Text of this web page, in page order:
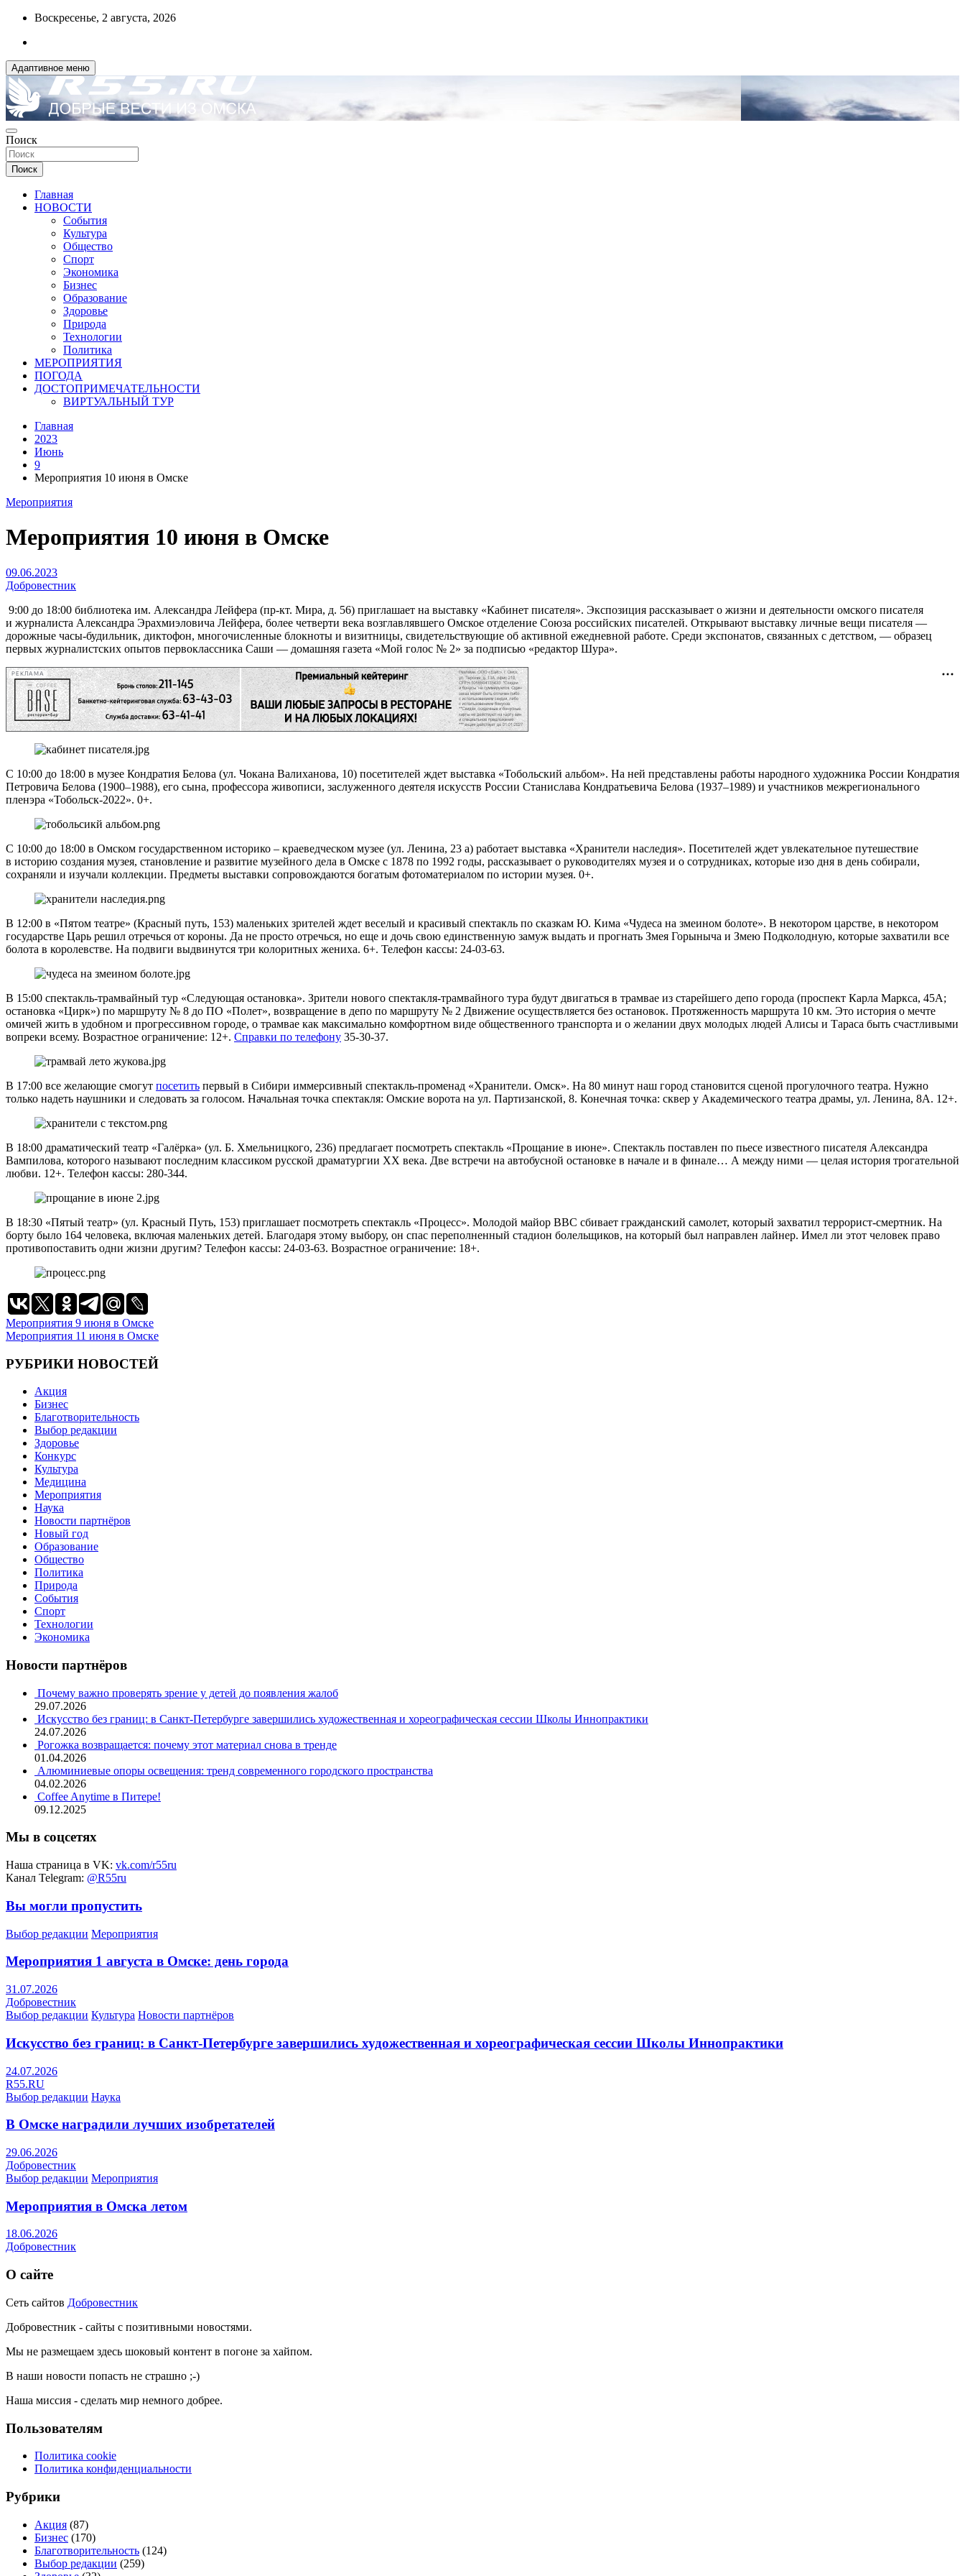
Перейти
содержимому
Воскресенье, 2 августа, 2026
Адаптивное меню
R55.RU
ДОБРЫЕ ВЕСТИ ИЗ ОМСКА
Поиск
Поиск
Главная
НОВОСТИ
События
Культура
Общество
Спорт
Экономика
Бизнес
Образование
Здоровье
Природа
Технологии
Политика
МЕРОПРИЯТИЯ
ПОГОДА
ДОСТОПРИМЕЧАТЕЛЬНОСТИ
ВИРТУАЛЬНЫЙ ТУР
Главная
2023
Июнь
9
Мероприятия 10 июня в Омске
Мероприятия
Мероприятия 10 июня в Омске
09.06.2023
Добровестник
9:00 до 18:00 библиотека им. Александра Лейфера (пр-кт. Мира, д. 56) приглашает на выставку «Кабинет писателя». Экспозиция рассказывает о жизни и деятельности омского писателя
и журналиста Александра Эрахмиэловича Лейфера, более четверти века возглавлявшего Омское отделение Союза российских писателей. Открывают выставку личные вещи писателя —
дорожные часы-будильник, диктофон, многочисленные блокноты и визитницы, свидетельствующие об активной ежедневной работе. Среди экспонатов, связанных с детством, — образец
первых журналистских опытов первоклассника Саши — домашняя газета «Мой голос № 2» за подписью «редактор Шура».
РЕКЛАМА
С 10:00 до 18:00 в музее Кондратия Белова (ул. Чокана Валиханова, 10) посетителей ждет выставка «Тобольский альбом». На ней представлены работы народного художника России Кондратия
Петровича Белова (1900–1988), его сына, профессора живописи, заслуженного деятеля искусств России Станислава Кондратьевича Белова (1937–1989) и участников межрегионального
пленэра «Тобольск-2022». 0+.
С 10:00 до 18:00 в Омском государственном историко – краеведческом музее (ул. Ленина, 23 а) работает выставка «Хранители наследия». Посетителей ждет увлекательное путешествие
в историю создания музея, становление и развитие музейного дела в Омске с 1878 по 1992 годы, рассказывает о руководителях музея и о сотрудниках, которые изо дня в день собирали,
сохраняли и изучали коллекции. Предметы выставки сопровождаются богатым фотоматериалом по истории музея. 0+.
В 12:00 в «Пятом театре» (Красный путь, 153) маленьких зрителей ждет веселый и красивый спектакль по сказкам Ю. Кима «Чудеса на змеином болоте». В некотором царстве, в некотором
государстве Царь решил отречься от короны. Да не просто отречься, но еще и дочь свою единственную замуж выдать и прогнать Змея Горыныча и Змею Подколодную, которые захватили все
болота в королевстве. На подвиги выдвинутся три колоритных жениха. 6+. Телефон кассы: 24-03-63.
В 15:00 спектакль-трамвайный тур «Следующая остановка». Зрители нового спектакля-трамвайного тура будут двигаться в трамвае из старейшего депо города (проспект Карла Маркса, 45А;
остановка «Цирк») по маршруту № 8 до ПО «Полет», возвращение в депо по маршруту № 2 Движение осуществляется без остановок. Протяженность маршрута 10 км. Это история о мечте
омичей жить в удобном и прогрессивном городе, о трамвае как максимально комфортном виде общественного транспорта и о желании двух молодых людей Алисы и Тараса быть счастливыми
вопреки всему. Возрастное ограничение: 12+. Справки по телефону 35-30-37.
В 17:00 все желающие смогут посетить первый в Сибири иммерсивный спектакль-променад «Хранители. Омск». На 80 минут наш город становится сценой прогулочного театра. Нужно
только надеть наушники и следовать за голосом. Начальная точка спектакля: Омские ворота на ул. Партизанской, 8. Конечная точка: сквер у Академического театра драмы, ул. Ленина, 8А. 12+.
В 18:00 драматический театр «Галёрка» (ул. Б. Хмельницкого, 236) предлагает посмотреть спектакль «Прощание в июне». Спектакль поставлен по пьесе известного писателя Александра
Вампилова, которого называют последним классиком русской драматургии ХХ века. Две встречи на автобусной остановке в начале и в финале… А между ними — целая история трогательной
любви. 12+. Телефон кассы: 280-344.
В 18:30 «Пятый театр» (ул. Красный Путь, 153) приглашает посмотреть спектакль «Процесс». Молодой майор ВВС сбивает гражданский самолет, который захватил террорист-смертник. На
борту было 164 человека, включая маленьких детей. Благодаря этому выбору, он спас переполненный стадион болельщиков, на который был направлен лайнер. Имел ли этот человек право
противопоставить одни жизни другим? Телефон кассы: 24-03-63. Возрастное ограничение: 18+.
Навигация
по
записям
Мероприятия 9 июня в Омске
Мероприятия 11 июня в Омске
РУБРИКИ НОВОСТЕЙ
Акция
Бизнес
Благотворительность
Выбор редакции
Здоровье
Конкурс
Культура
Медицина
Мероприятия
Наука
Новости партнёров
Новый год
Образование
Общество
Политика
Природа
События
Спорт
Технологии
Экономика
Новости партнёров
Почему важно проверять зрение у детей до появления жалоб
29.07.2026
Искусство без границ: в Санкт-Петербурге завершились художественная и хореографическая сессии Школы Иннопрактики
24.07.2026
Рогожка возвращается: почему этот материал снова в тренде
01.04.2026
Алюминиевые опоры освещения: тренд современного городского пространства
04.02.2026
Coffee Anytime в Питере!
09.12.2025
Мы в соцсетях
Наша страница в VK: vk.com/r55ru
Канал Telegram: @R55ru
Вы могли пропустить
Выбор редакции Мероприятия
Мероприятия 1 августа в Омске: день города
31.07.2026
Добровестник
Выбор редакции Культура Новости партнёров
Искусство без границ: в Санкт-Петербурге завершились художественная и хореографическая сессии Школы Иннопрактики
24.07.2026
R55.RU
Выбор редакции Наука
В Омске наградили лучших изобретателей
29.06.2026
Добровестник
Выбор редакции Мероприятия
Мероприятия в Омска летом
18.06.2026
Добровестник
О сайте
Сеть сайтов Добровестник
Добровестник - сайты с позитивными новостями.
Мы не размещаем здесь шоковый контент в погоне за хайпом.
В наши новости попасть не страшно ;-)
Наша миссия - сделать мир немного добрее.
Пользователям
Политика cookie
Политика конфиденциальности
Рубрики
Акция (87)
Бизнес (170)
Благотворительность (124)
Выбор редакции (259)